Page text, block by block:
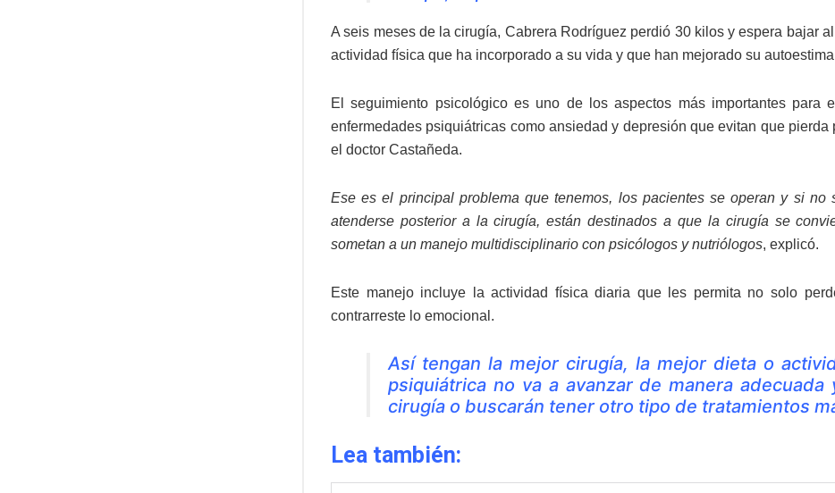
A seis meses de la cirugía, Cabrera Rodríguez perdió 30 kilos y espera bajar
actividad física que ha incorporado a su vida y que han mejorado su
El seguimiento psicológico es uno de los aspectos más importantes para
enfermedades psiquiátricas como ansiedad y depresión que evitan que
el doctor Castañeda.
Ese es el principal problema que tenemos, los pacientes se operan y si
atenderse posterior a la cirugía, están destinados a que la cirugía se
sometan a un manejo multidisciplinario con psicólogos y nutriólogos, explicó.
Este manejo incluye la actividad física diaria que les permita no solo
contrarreste lo emocional.
Así tengan la mejor cirugía, la mejor dieta o
psiquiátrica no va a avanzar de manera
cirugía o buscarán tener otro tipo de tratamientos
Lea también: